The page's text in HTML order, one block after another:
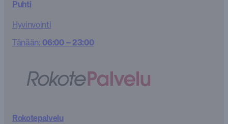
Puhti
Hyvinvointi
Tänään: 06:00 – 23:00
Rokotepalvelu